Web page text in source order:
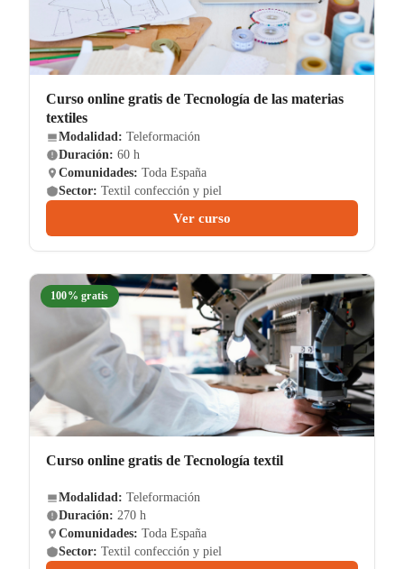
Curso online gratis de Tecnología de las materias
textiles
Modalidad: Teleformación
Duración: 60 h
Comunidades: Toda España
Sector: Textil confección y piel
Ver curso
100% gratis
Curso online gratis de Tecnología textil
Modalidad: Teleformación
Duración: 270 h
Comunidades: Toda España
Sector: Textil confección y piel